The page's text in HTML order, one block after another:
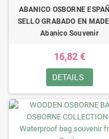
ABANICO OSBORNE
SELLO GRABADO EN
Abanico Souvenir
16,82 €
DETAILS